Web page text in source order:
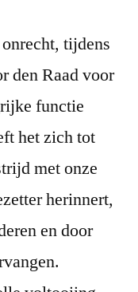
tijdens
den Raad voor
functie
het zich tot
met onze
herinnert,
en door